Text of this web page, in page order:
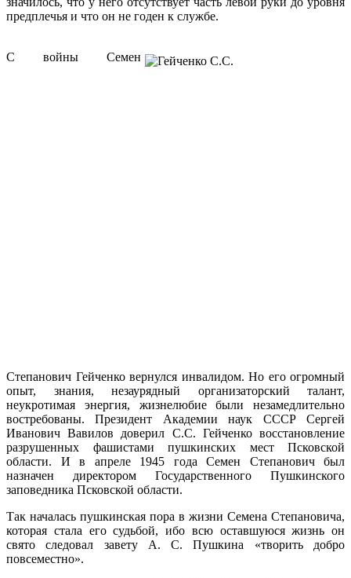
предплечья и что он не годен к службе.
С войны Семен
Степанович Гейченко вернулся инвалидом. Но его огромный
опыт, знания, незаурядный организаторский талант,
неукротимая энергия, жизнелюбие были незамедлительно
востребованы. Президент Академии наук СССР Сергей
Иванович Вавилов доверил С.С. Гейченко восстановление
разрушенных фашистами пушкинских мест Псковской
области. И в апреле 1945 года Семен Степанович был
назначен директором Государственного Пушкинского
заповедника Псковской области.
Так началась пушкинская пора в жизни Семена Степановича,
которая стала его судьбой, ибо всю оставшуюся жизнь он
свято следовал завету А. С. Пушкина «творить добро
повсеместно».